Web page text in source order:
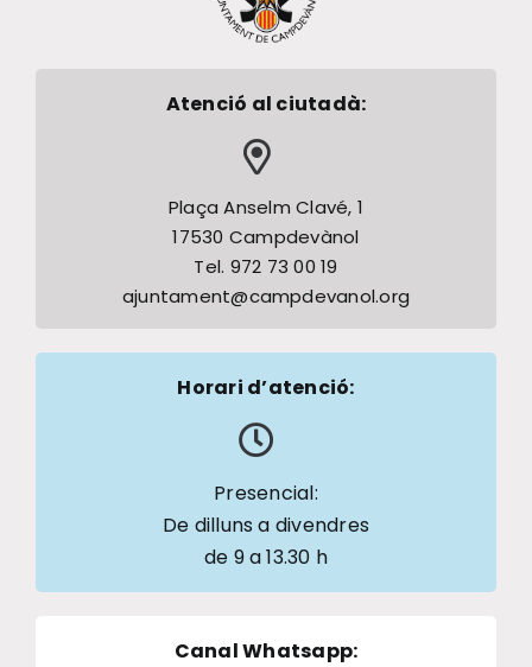
Atenció al ciutadà:
Plaça Anselm Clavé, 1
17530 Campdevànol
Tel. 972 73 00 19
ajuntament@campdevanol.org
Horari d’atenció:
Presencial:
De dilluns a divendres
de 9 a 13.30 h
Canal Whatsapp: